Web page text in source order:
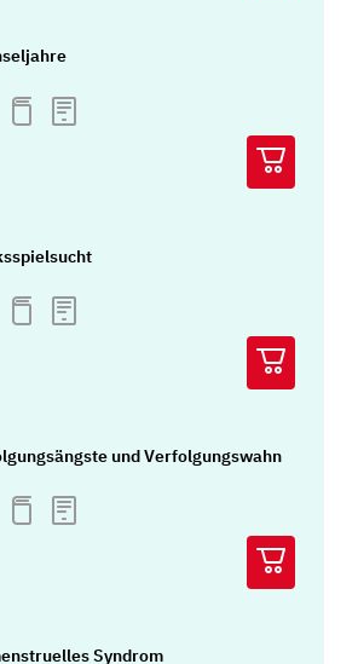
und Verfolgungswahn
Syndrom